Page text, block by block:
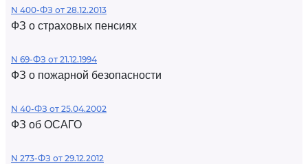
N 400-ФЗ от 28.12.2013
ФЗ о страховых пенсиях
N 69-ФЗ от 21.12.1994
ФЗ о пожарной безопасности
N 40-ФЗ от 25.04.2002
ФЗ об ОСАГО
N 273-ФЗ от 29.12.2012